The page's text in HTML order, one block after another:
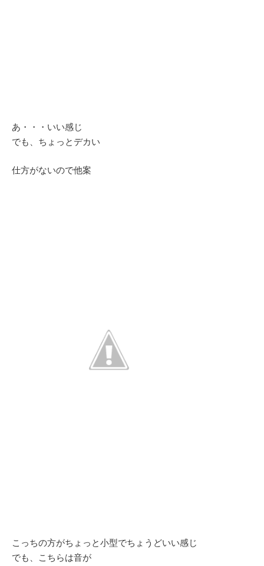
あ・・・いい感じ
でも、ちょっとデカい
仕方がないので他案
こっちの方がちょっと小型でちょうどいい感じ
でも、こちらは音が